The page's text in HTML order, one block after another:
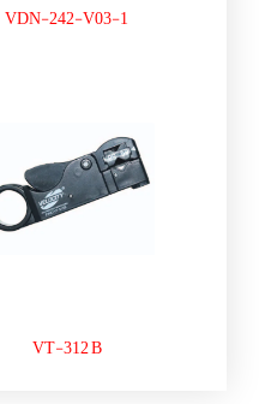
VDN-242-V03-1
VT-312 B